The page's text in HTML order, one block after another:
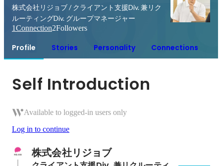
株式会社リジョブ / クライアント支援Div. 兼リク
ルーティングDiv. グループマネージャー
1Connection2Followers
Profile Stories Personality Connections
Self Introduction
Available to logged-in users only
Log in to continue
株式会社リジョブ